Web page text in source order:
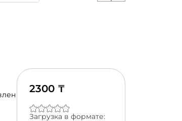
2300 ₸
Загрузка в формате: